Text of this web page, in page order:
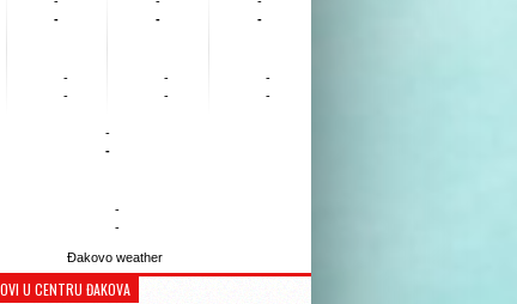
-
-
-
-
-
-
-
-
-
-
-
-
-
Đakovo weather
U CENTRU ĐAKOVA